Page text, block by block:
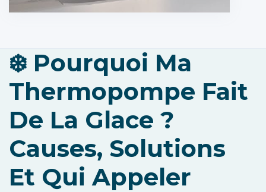
❄️ Pourquoi Ma
Thermopompe Fait
De La Glace ?
Causes, Solutions
Et Qui Appeler